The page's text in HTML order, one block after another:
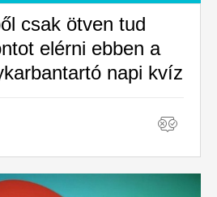
csak ötven tud
elérni ebben a
napi kvíz